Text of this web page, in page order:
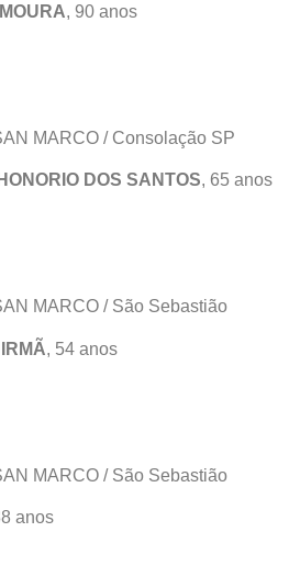
, 90 anos
MARCO / Consolação SP
DOS SANTOS, 65 anos
MARCO / São Sebastião
, 54 anos
MARCO / São Sebastião
anos